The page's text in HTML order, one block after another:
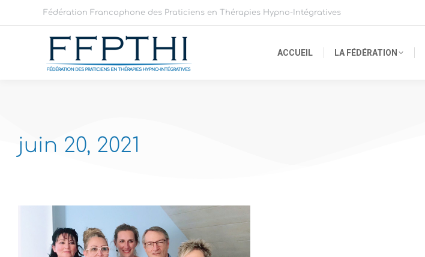
Fédération Francophone des Praticiens en Thérapies Hypno-Intégratives
ACCUEIL LA FÉDÉRATION
juin 20, 2021